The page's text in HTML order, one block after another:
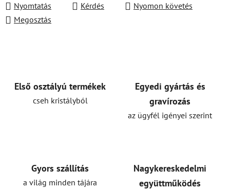
Nyomtatás Kérdés
Nyomon követés
Megosztás
Első osztályú termékek
cseh kristályból
Egyedi gyártás és
gravírozás
az ügyfél igényei szerint
Gyors szállítás
a világ minden tájára
Nagykereskedelmi
együttműködés